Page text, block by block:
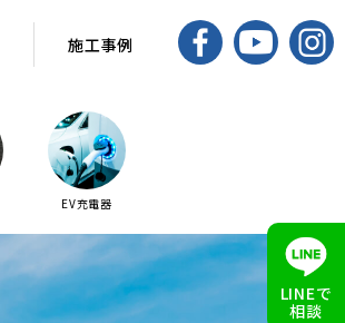
施工事例
EV充電器
LINEで
相談